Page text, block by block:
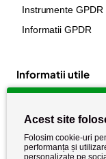
Instrumente GPDR
Informatii GPDR
Informatii utile
Politica de cookie
Acest site
Folosim cookie-uri
performanța și
personalizate pe